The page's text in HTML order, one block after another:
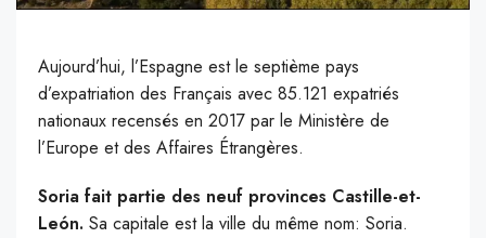
Aujourd’hui, l’Espagne est le septième pays
d’expatriation des Français avec 85.121 expatriés
nationaux recensés en 2017 par le Ministère de
l’Europe et des Affaires Étrangères.
Soria fait partie des neuf provinces Castille-et-
León. Sa capitale est la ville du même nom: Soria.